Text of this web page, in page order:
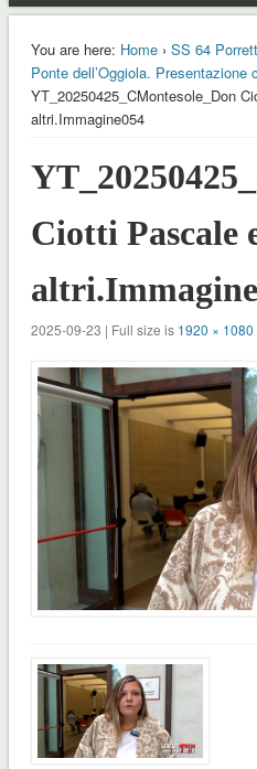
You are here: Home› SS 64
Ponte dell’Oggiola. Presentazione
YT_20250425_CMontesole_Don
altri.Immagine054
Ciotti Pascale
2025-09-23 | Full size is 1920 × 1080